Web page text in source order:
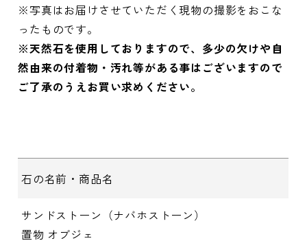
※写真はお届けさせていただく現物の撮影をおこな
ったものです。
※天然石を使用しておりますので、多少の欠けや自
然由来の付着物・汚れ等がある事はございますので
ご了承のうえお買い求めください。
石の名前・商品名
サンドストーン（ナバホストーン）
置物 オブジェ